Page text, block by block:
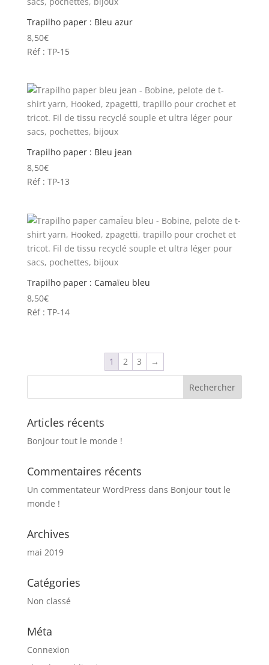
Trapilho paper : Bleu azur
8,50€
Réf : TP-15
Trapilho paper : Bleu jean
8,50€
Réf : TP-13
Trapilho paper : Camaïeu bleu
8,50€
Réf : TP-14
1 2 3 →
Articles récents
Bonjour tout le monde !
Commentaires récents
Un commentateur WordPress dans Bonjour tout le
monde !
Archives
mai 2019
Catégories
Non classé
Méta
Connexion